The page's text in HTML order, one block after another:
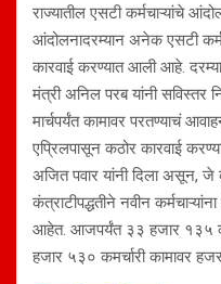
राज्यातील एसटी कर्मचाऱ्यांचे
आंदोलनादरम्यान अनेक एसटी
कारवाई करण्यात आली आहे.
मंत्री अनिल परब यांनी सविस्तर
मार्चपर्यंत कामावर परतण्याचं
एप्रिलपासून कठोर कारवाई
अजित पवार यांनी दिला असून, जे
कंत्राटीपद्धतीने नवीन
आहेत. आजपर्यंत ३३ हजार १३५
हजार ५३० कमर्चारी कामावर